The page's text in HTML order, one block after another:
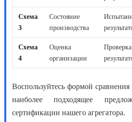
Схема
3
Состояние
производства
Схема
4
Оценка
организации
Проверка
Воспользуйтесь формой
наиболее подходящее
сертификации нашего агрегатора.